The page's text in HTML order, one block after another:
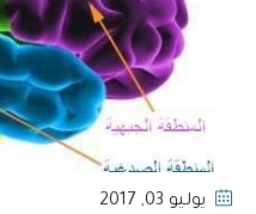
يوليو 03 , 2017